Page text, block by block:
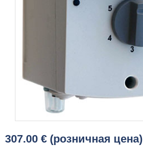
307.00 € (розничная цена)